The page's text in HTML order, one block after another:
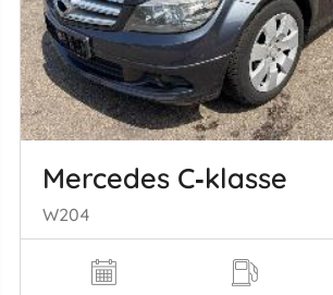
Mercedes C‑klasse
W204